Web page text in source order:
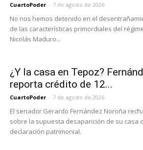
CuartoPoder - 7 de agosto de 2026
No nos hemos detenido en el
de las características primordiales del
Nicolás Maduro...
¿Y la casa en Tepoz?
reporta crédito de 12...
CuartoPoder - 7 de agosto de 2026
El senador Gerardo Fernández Noroña
sobre la supuesta desaparición de su casa
declaración patrimonial.